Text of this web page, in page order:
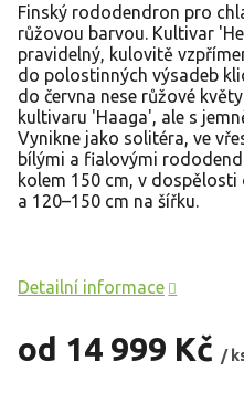
od 14 999 Kč /
Finský rododendron pro
růžovou barvou. Kultivar
pravidelný, kulovitě
do polostinných výsadeb
do června nese růžové
kultivaru 'Haaga', ale s
Vynikne jako solitéra, ve
bílými a fialovými
kolem 150 cm, v dospělosti
a 120–150 cm na šířku.
Detailní informace